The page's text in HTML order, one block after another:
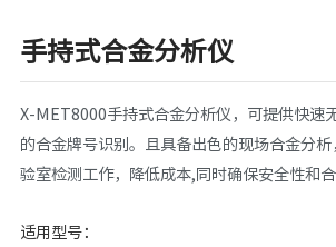
手持式合金分析仪
X-MET8000手持式合金分析仪，可提供快速
的合金牌号识别。且具备出色的现场合金分
验室检测工作，降低成本,同时确保安全性和合
适用型号：